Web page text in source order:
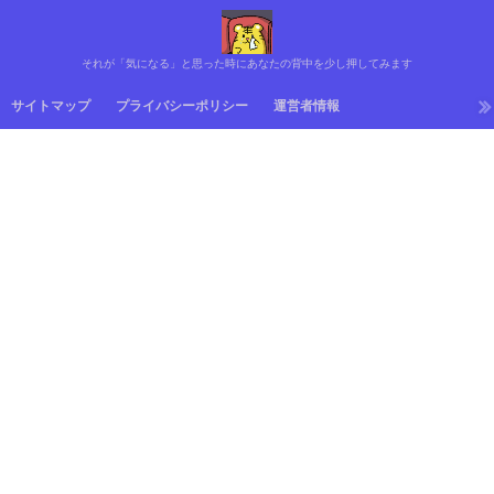
それが「気になる」と思った時にあなたの背中を少し押してみます
サイトマップ プライバシーポリシー 運営者情報